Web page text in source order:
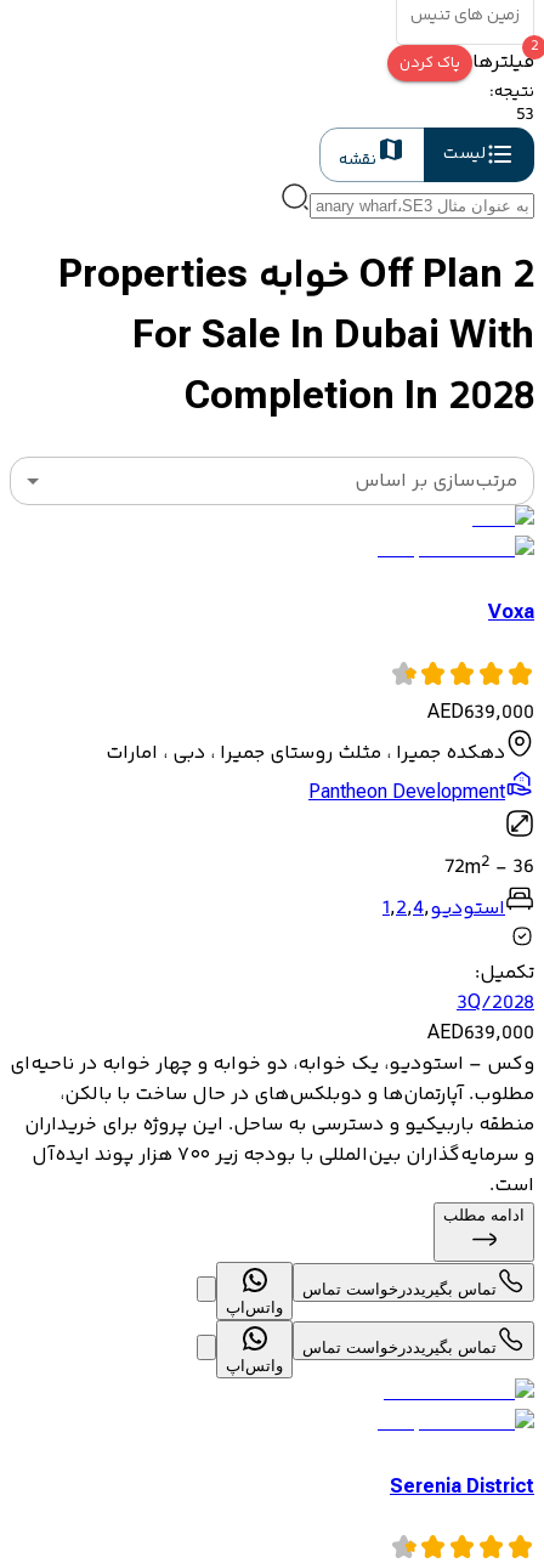
زمین های تنیس
فیلترها
2
پاک کردن
نتیجه:
53
لیست
نقشه
Off Plan 2 خوابه Properties
For Sale In Dubai With
Completion In 2028
مرتب‌سازی بر اساس
Voxa
AED639,000
دهکده جمیرا ، مثلث روستای جمیرا ، دبی ، امارات
Pantheon Development
36
-
72m2
استودیو,
1,2,4
تکمیل:
3Q/2028
AED639,000
وکس – استودیو، یک خوابه، دو خوابه و چهار خوابه در ناحیه‌ای
مطلوب. آپارتمان‌ها و دوبلکس‌های در حال ساخت با بالکن،
منطقه باربیکیو و دسترسی به ساحل. این پروژه برای خریداران
و سرمایه‌گذاران بین‌المللی با بودجه زیر ۷۰۰ هزار پوند ایده‌آل
است.
ادامه مطلب
تماس بگیرید درخواست تماس
واتس‌اپ
تماس بگیرید درخواست تماس
واتس‌اپ
Serenia District